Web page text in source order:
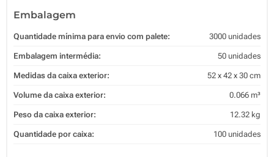
Embalagem
Quantidade mínima para envio com palete: 3000 unidades
Embalagem intermédia: 50 unidades
Medidas da caixa exterior: 52 x 42 x 30 cm
Volume da caixa exterior: 0.066 m³
Peso da caixa exterior: 12.32 kg
Quantidade por caixa: 100 unidades